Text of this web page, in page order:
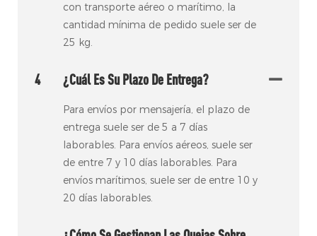
con transporte aéreo o marítimo, la
cantidad mínima de pedido suele ser de
25 kg.
4 ¿Cuál Es Su Plazo De Entrega?
Para envíos por mensajería, el plazo de
entrega suele ser de 5 a 7 días
laborables. Para envíos aéreos, suele ser
de entre 7 y 10 días laborables. Para
envíos marítimos, suele ser de entre 10 y
20 días laborables.